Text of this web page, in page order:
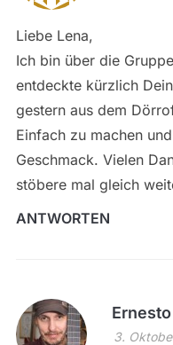
Liebe Lena,
Ich bin über die
entdeckte kürzlich
gestern aus dem
Einfach zu machen
Geschmack. Vielen
stöbere mal gleich
ANTWORTEN
Ernesto
3.